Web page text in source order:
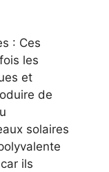
: Ces
les
et
de
solaires
ils